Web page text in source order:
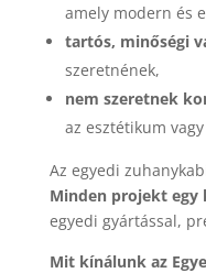
amely modern és
tartós, minőségi
szeretnének,
nem szeretnek
az esztétikum
Az egyedi
Minden projekt egy
egyedi gyártással,
Mit kínálunk az